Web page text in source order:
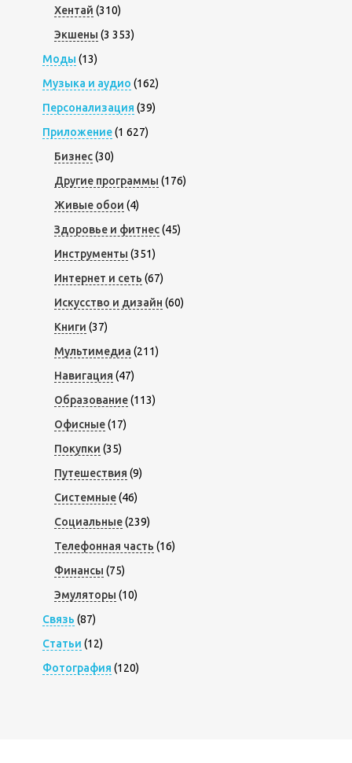
Хентай (310)
Экшены (3 353)
Моды (13)
Музыка и аудио (162)
Персонализация (39)
Приложение(1 627)
Бизнес(30)
Другие программы (176)
Живые обои (4)
Здоровье и фитнес(45)
Инструменты (351)
Интернет и сеть (67)
Искусство и дизайн (60)
Книги (37)
Мультимедиа (211)
Навигация (47)
Образование(113)
Офисные(17)
Покупки (35)
Путешествия (9)
Системные(46)
Социальные(239)
Телефонная часть (16)
Финансы (75)
Эмуляторы (10)
Связь (87)
Статьи (12)
Фотография (120)